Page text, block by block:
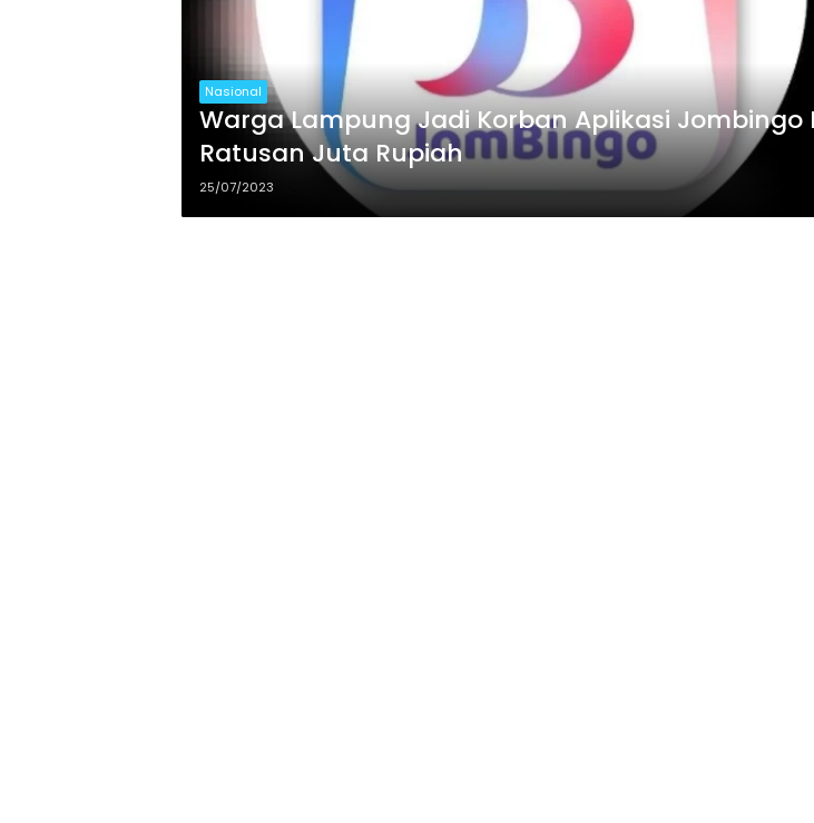
Nasional
Warga Lampung Jadi Korban Aplikasi Jombingo
Ratusan Juta Rupiah
25/07/2023